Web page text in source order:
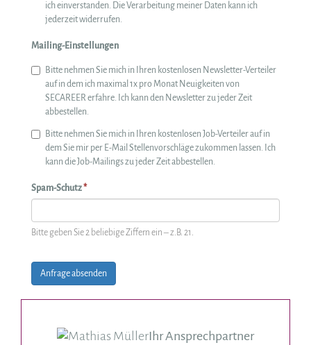
ich einverstanden. Die Verarbeitung meiner Daten kann ich
jederzeit widerrufen.
Mailing-Einstellungen
Bitte nehmen Sie mich in Ihren kostenlosen Newsletter-Verteiler
auf in dem ich maximal 1x pro Monat Neuigkeiten von
SECAREER erfahre. Ich kann den Newsletter zu jeder Zeit
abbestellen.
Bitte nehmen Sie mich in Ihren kostenlosen Job-Verteiler auf in
dem Sie mir per E-Mail Stellenvorschläge zukommen lassen. Ich
kann die Job-Mailings zu jeder Zeit abbestellen.
Spam-Schutz *
Bitte geben Sie 2 beliebige Ziffern ein – z.B. 21.
Anfrage absenden
Ihr Ansprechpartner